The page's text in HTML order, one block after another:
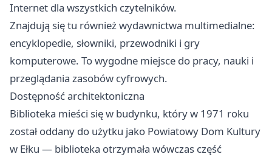
Internet dla wszystkich czytelników.
Znajdują się tu również wydawnictwa multimedialne:
encyklopedie, słowniki, przewodniki i gry
komputerowe. To wygodne miejsce do pracy, nauki i
przeglądania zasobów cyfrowych.
Dostępność architektoniczna
Biblioteka mieści się w budynku, który w 1971 roku
został oddany do użytku jako Powiatowy Dom Kultury
w Ełku — biblioteka otrzymała wówczas część